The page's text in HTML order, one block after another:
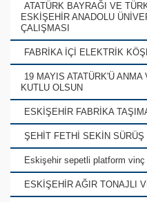
ATATÜRK BAYRAĞI VE
ESKİŞEHİR ANADOLU
ÇALIŞMASI
FABRİKA İÇİ ELEKTRİK
19 MAYIS ATATÜRK'Ü
KUTLU OLSUN
ESKİŞEHİR FABRİKA
ŞEHİT FETHİ SEKİN
Eskişehir sepetli platform vinç
ESKİŞEHİR AĞIR TONAJLI